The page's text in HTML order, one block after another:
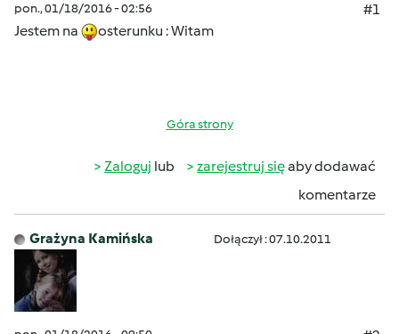
pon., 01/18/2016 - 02:56
#1
Jestem na
osterunku : Witam
Góra strony
Zaloguj lub zarejestruj sięaby dodawać
komentarze
Grażyna Kamińska Dołączył : 07.10.2011